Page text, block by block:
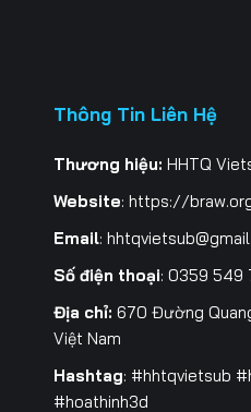
Thông Tin Liên Hệ
Thương hiệu: HHTQ
Website: https://
Email:
Số điện thoại: 0359 549
Địa chỉ: 670 Đường Quang
Việt Nam
Hashtag: #hhtqvietsub
#hoathinh3d